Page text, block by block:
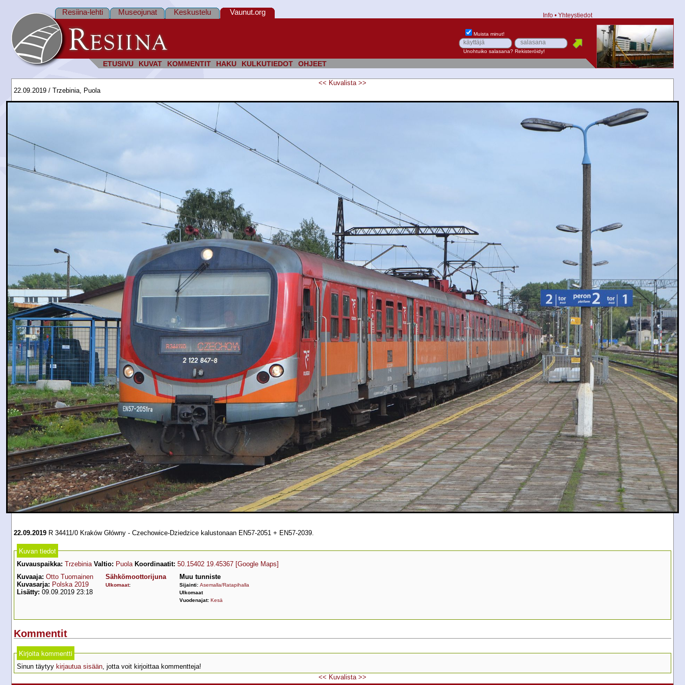
ETUSIVU KUVAT KOMMENTIT HAKU KULKUTIEDOT OHJEET
Resiina-lehti Museojunat Keskustelu Vaunut.org Info • Yhteystiedot
Muista minut!
Unohtuiko salasana? Rekisteröidy!
<< Kuvalista >>
22.09.2019 / Trzebinia, Puola
22.09.2019 R 34411/0 Kraków Główny - Czechowice-Dziedzice kalustonaan EN57-2051 + EN57-2039.
Kuvan tiedot
Kuvauspaikka: Trzebinia Valtio: Puola Koordinaatit: 50.15402 19.45367 [Google Maps]
Kuvaaja: Otto Tuomainen
Kuvasarja: Polska 2019
Lisätty: 09.09.2019 23:18
Sähkömoottorijuna
Ulkomaat:
Muu tunniste
Sijainti: Asemalla/Ratapihalla
Ulkomaat
Vuodenajat: Kesä
Kommentit
Kirjoita kommentti
Sinun täytyy kirjautua sisään , jotta voit kirjoittaa kommentteja!
<< Kuvalista >>